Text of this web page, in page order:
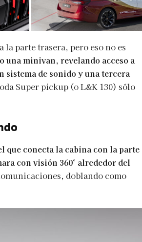
la parte trasera, pero eso no es
una minivan, revelando acceso a
de sonido y una tercera
Super pickup (o L&K 130) sólo
que conecta la cabina con la parte
con visión 360° alrededor del
doblando como